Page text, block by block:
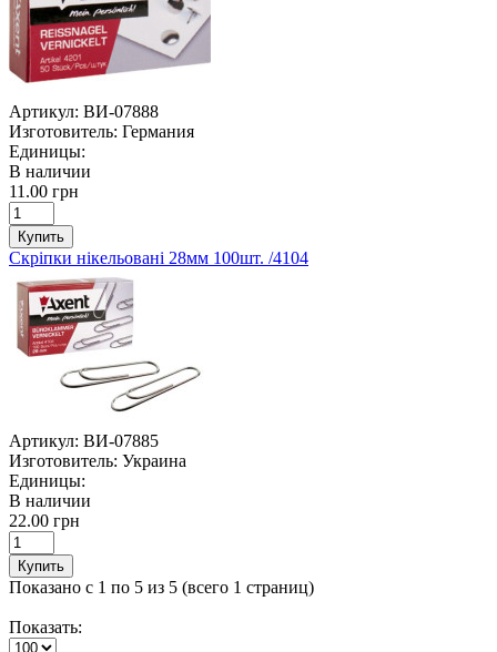
Артикул: ВИ-07888
Изготовитель: Германия
Единицы:
В наличии
11.00 грн
Купить
Скріпки нікельовані 28мм 100шт. /4104
Артикул: ВИ-07885
Изготовитель: Украина
Единицы:
В наличии
22.00 грн
Купить
Показано с 1 по 5 из 5 (всего 1 страниц)
Показать: